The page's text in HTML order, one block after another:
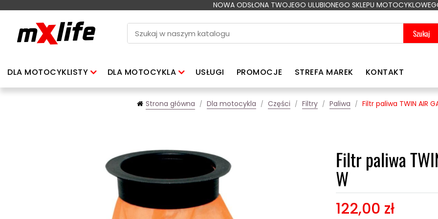
NOWA ODSŁONA TWOJEGO ULUBIONEGO SKLEPU
Szukaj
DLA MOTOCYKLISTY DLA MOTOCYKLA USŁUGI PROMOCJE STREFA MAREK KONTAKT
Strona główna Dla motocykla Części Filtry Paliwa Filtr paliwa TWIN AIR
Filtr paliwa
W
122,00 zł